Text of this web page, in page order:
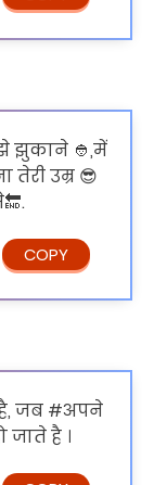
झुकाने 👲,में
उम्र 😎
है, जब #अपने
जाते है ।